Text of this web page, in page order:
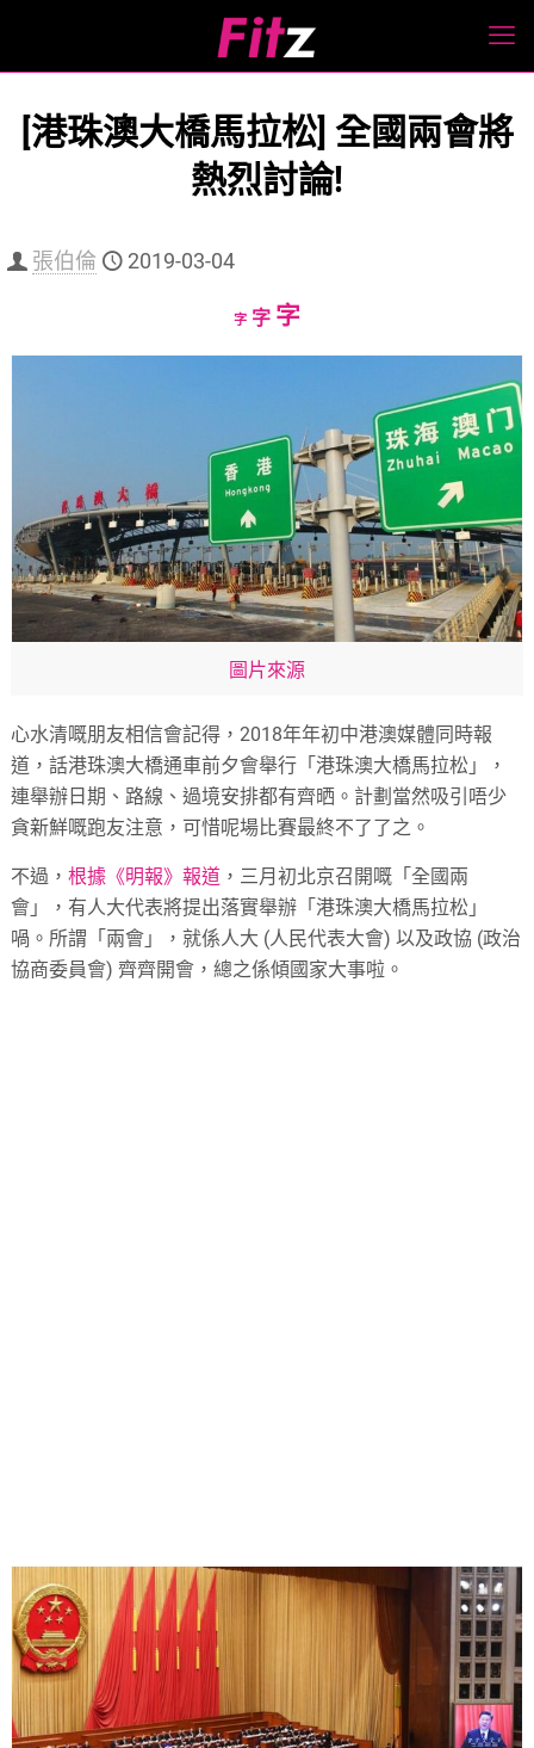
[港珠澳大橋馬拉松] 全國兩會將
熱烈討論!
張伯倫 2019-03-04
字Decrease
字Reset
字Increase
圖片來源
心水清嘅朋友相信會記得，2018年年初中港澳媒體同時報
道，話港珠澳大橋通車前夕會舉行「港珠澳大橋馬拉松」，
連舉辦日期、路線、過境安排都有齊晒。計劃當然吸引唔少
貪新鮮嘅跑友注意，可惜呢場比賽最終不了了之。
不過，根據《明報》報道 ，三月初北京召開嘅「全國兩
會」，有人大代表將提出落實舉辦「港珠澳大橋馬拉松」
喎。所謂「兩會」，就係人大 (人民代表大會) 以及政協 (政治
協商委員會) 齊齊開會，總之係傾國家大事啦。